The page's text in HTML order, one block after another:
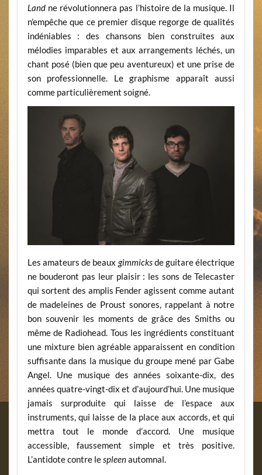
Landne révolutionnera pas l’histoire de la musique. Il
n’empêche que ce premier disque regorge de qualités
indéniables : des chansons bien construites aux
mélodies imparables et aux arrangements léchés, un
chant posé (bien que peu aventureux) et une prise de
son professionnelle. Le graphisme apparaît aussi
comme particulièrement soigné.
Les amateurs de beaux gimmicksde guitare électrique
ne bouderont pas leur plaisir : les sons de Telecaster
qui sortent des amplis Fender agissent comme autant
de madeleines de Proust sonores, rappelant à notre
bon souvenir les moments de grâce des Smiths ou
même de Radiohead. Tous les ingrédients constituant
une mixture bien agréable apparaissent en condition
suffisante dans la musique du groupe mené par Gabe
Angel. Une musique des années soixante-dix, des
années quatre-vingt-dix et d’aujourd’hui. Une musique
jamais surproduite qui laisse de l’espace aux
instruments, qui laisse de la place aux accords, et qui
mettra tout le monde d’accord. Une musique
accessible, faussement simple et très positive.
L’antidote contre lespleenautomnal.